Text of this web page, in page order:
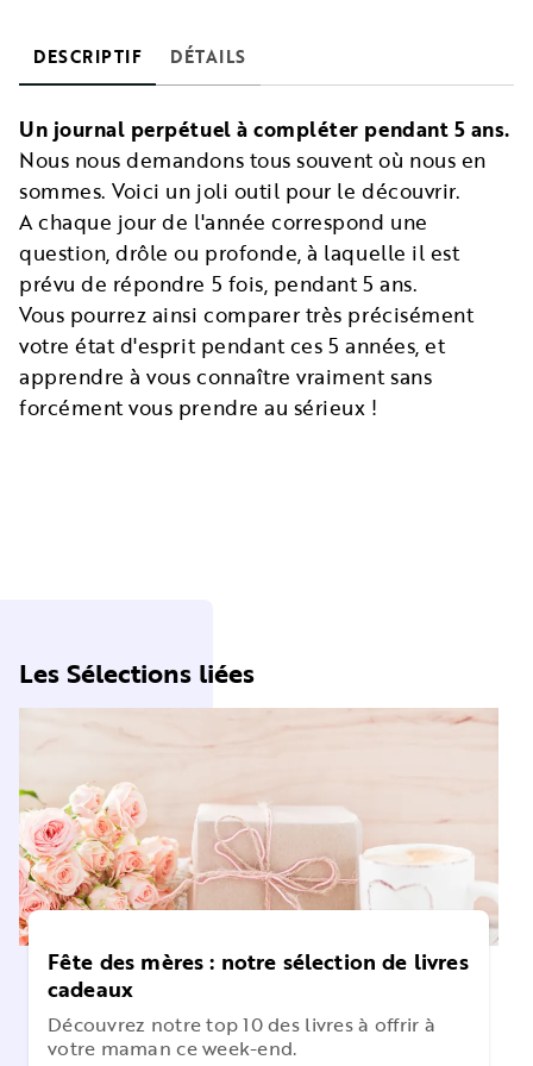
DESCRIPTIF DÉTAILS
Un journal perpétuel à compléter pendant 5 ans.
Nous nous demandons tous souvent où nous en
sommes. Voici un joli outil pour le découvrir.
A chaque jour de l'année correspond une
question, drôle ou profonde, à laquelle il est
prévu de répondre 5 fois, pendant 5 ans.
Vous pourrez ainsi comparer très précisément
votre état d'esprit pendant ces 5 années, et
apprendre à vous connaître vraiment sans
forcément vous prendre au sérieux !
Les Sélections liées
Fête des mères : notre sélection de livres
cadeaux
Découvrez notre top 10 des livres à offrir à
votre maman ce week-end.